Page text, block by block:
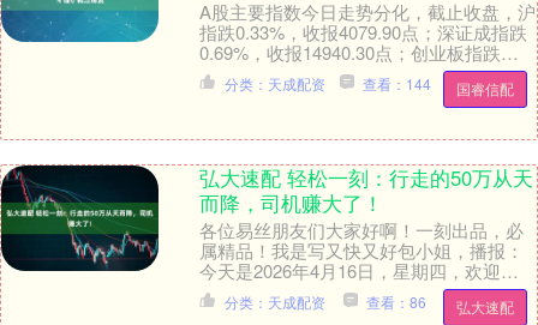
A股主要指数今日走势分化，截止收盘，沪
指跌0.33%，收报4079.90点；深证成指跌
0.69%，收报14940.30点；创业板指跌
1.41%，收报3667.7....
国睿信配
分类：天成配资 查看：144
弘大速配 轻松一刻：行走的50万从天
而降，司机赚大了！
各位易丝朋友们大家好啊！一刻出品，必
属精品！我是写又快又好包小姐，播报：
今天是2026年4月16日，星期四，欢迎大
家来到您无比忠诚的轻松一刻！每天为你
带来快乐！....
弘大速配
分类：天成配资 查看：86